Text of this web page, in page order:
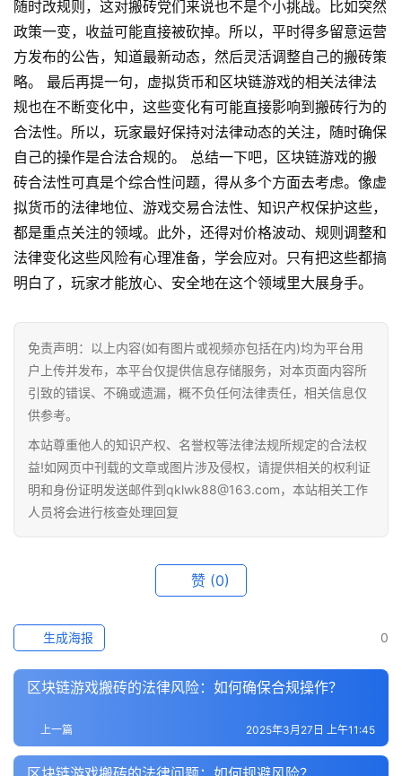
首
页
情
快
专
题
随时改规则，这对搬砖党们来说也不是个小挑战。比如突然
政策一变，收益可能直接被砍掉。所以，平时得多留意运营
方发布的公告，知道最新动态，然后灵活调整自己的搬砖策
略。 最后再提一句，虚拟货币和区块链游戏的相关法律法
规也在不断变化中，这些变化有可能直接影响到搬砖行为的
合法性。所以，玩家最好保持对法律动态的关注，随时确保
自己的操作是合法合规的。 总结一下吧，区块链游戏的搬
砖合法性可真是个综合性问题，得从多个方面去考虑。像虚
拟货币的法律地位、游戏交易合法性、知识产权保护这些，
都是重点关注的领域。此外，还得对价格波动、规则调整和
法律变化这些风险有心理准备，学会应对。只有把这些都搞
明白了，玩家才能放心、安全地在这个领域里大展身手。
免责声明：以上内容(如有图片或视频亦包括在内)均为平台用
户上传并发布，本平台仅提供信息存储服务，对本页面内容所
引致的错误、不确或遗漏，概不负任何法律责任，相关信息仅
供参考。
本站尊重他人的知识产权、名誉权等法律法规所规定的合法权
益!如网页中刊载的文章或图片涉及侵权，请提供相关的权利证
明和身份证明发送邮件到qklwk88@163.com，本站相关工作
人员将会进行核查处理回复
赞 (0)
0
生成海报
区块链游戏搬砖的法律风险：如何确保合规操作？
上一篇 2025年3月27日 上午11:45